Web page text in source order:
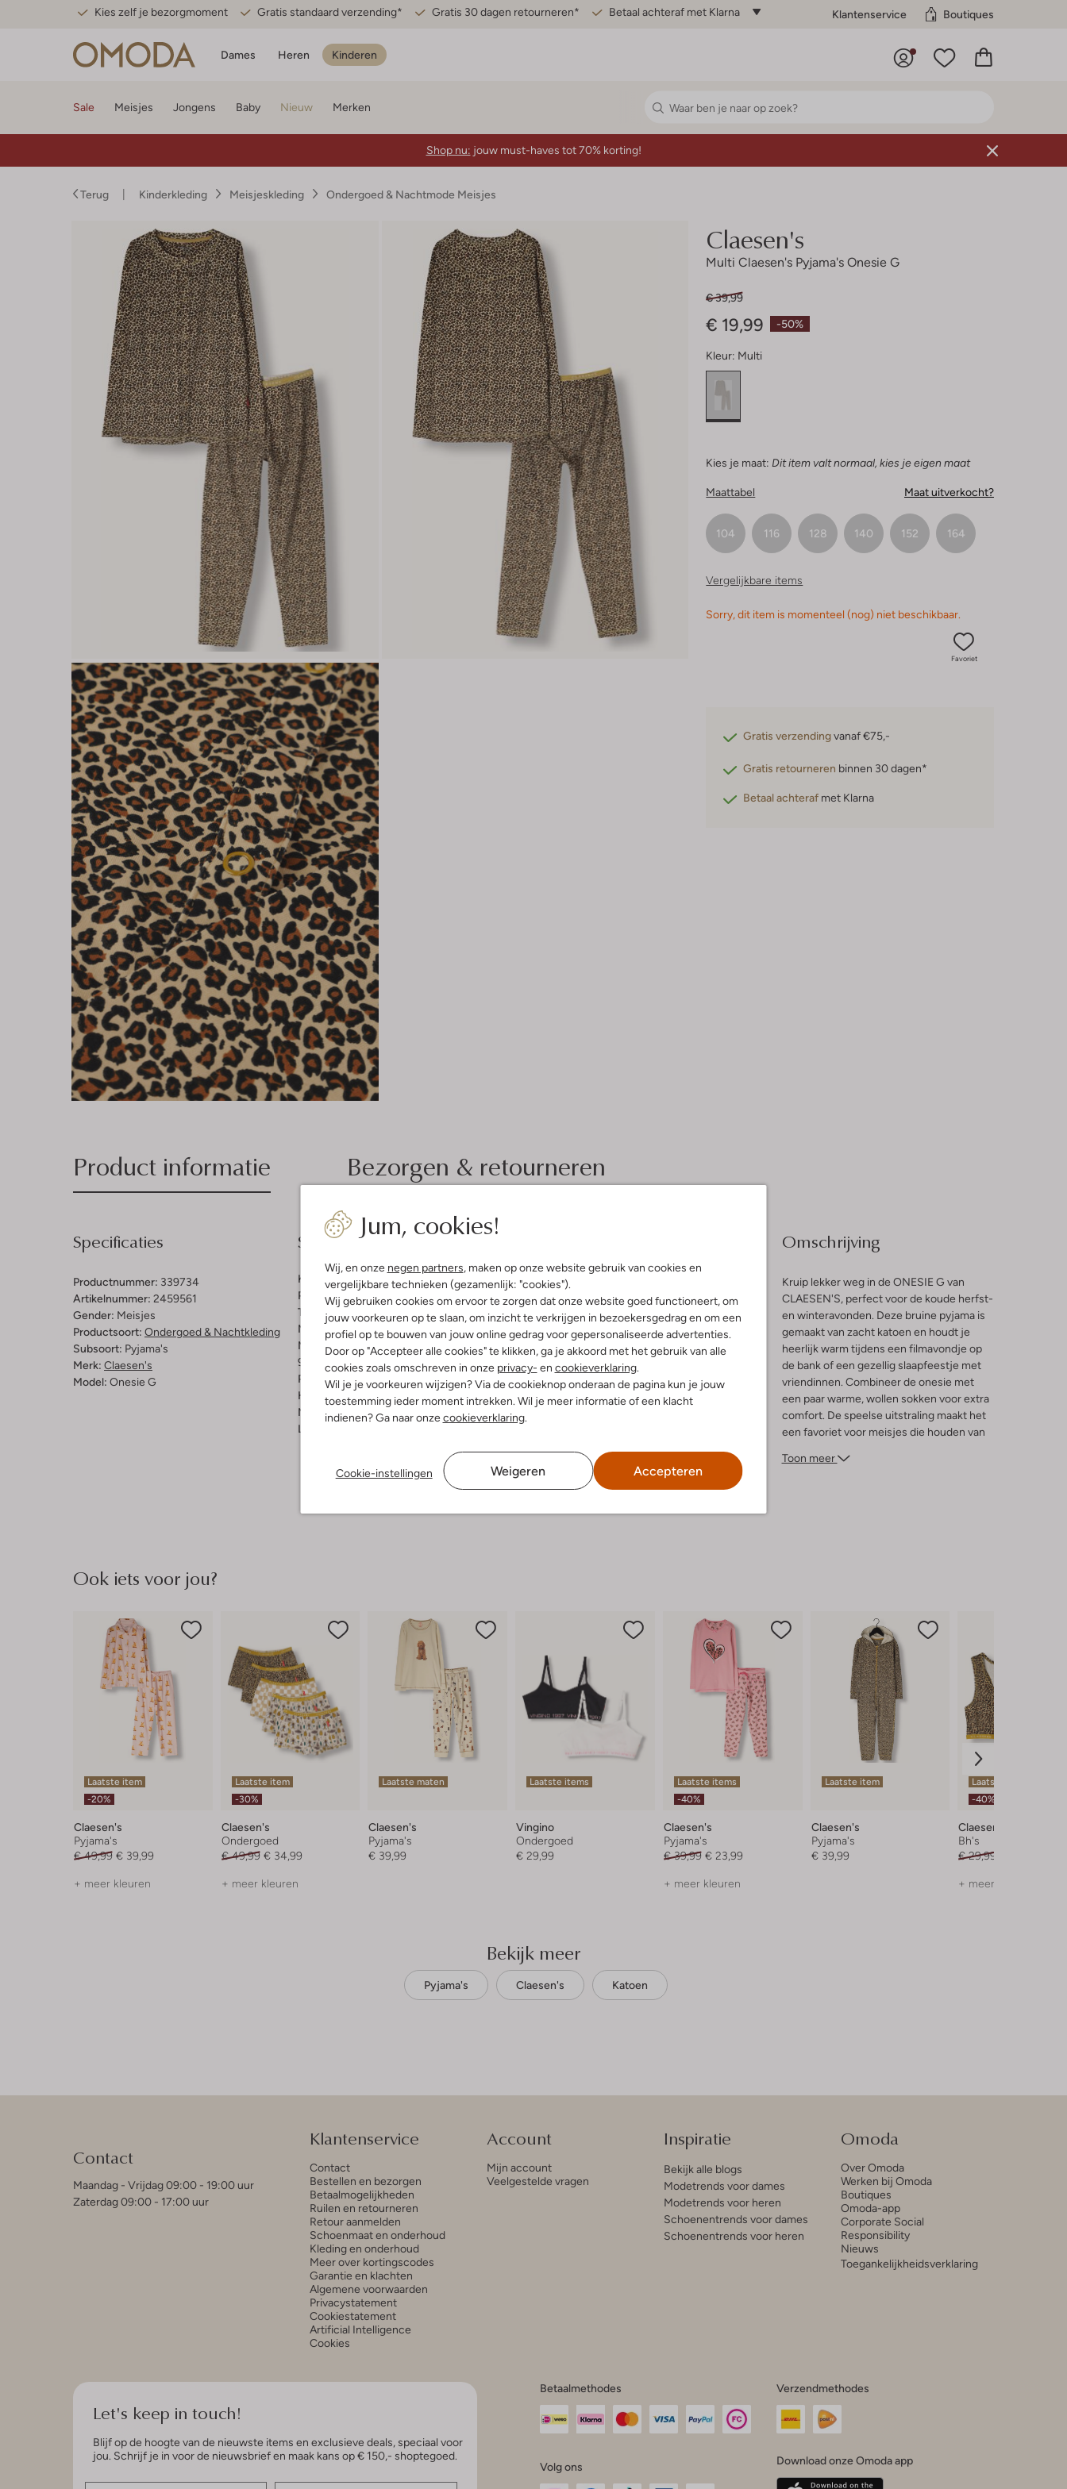
Kies zelf je bezorgmoment Gratis standaard verzending* Gratis 30 dagen retourneren* Betaal achteraf met Klarna Klantenservice Boutiques
Dames Heren Kinderen
Jum, cookies!
Wij, en onze negen partners, maken op onze website gebruik van cookies en
vergelijkbare technieken (gezamenlijk: "cookies").
Wij gebruiken cookies om ervoor te zorgen dat onze website goed functioneert, om
jouw voorkeuren op te slaan, om inzicht te verkrijgen in bezoekersgedrag en om een
profiel op te bouwen van jouw online gedrag voor gepersonaliseerde advertenties.
Door op "Accepteer alle cookies" te klikken, ga je akkoord met het gebruik van alle
cookies zoals omschreven in onze privacy- en cookieverklaring.
Wil je je voorkeuren wijzigen? Via de cookieknop onderaan de pagina kun je jouw
toestemming ieder moment intrekken. Wil je meer informatie of een klacht
indienen? Ga naar onzecookieverklaring.
Cookie-instellingen Weigeren Accepteren
Sale Meisjes Jongens Baby Nieuw Merken
Shop nu: jouw must-haves tot 70% korting!
Terug Kinderkleding Meisjeskleding Ondergoed & Nachtmode Meisjes
Claesen's
Multi Claesen's Pyjama's Onesie G
-50%
€ 39,99
€ 19,99
Kleur: Multi
Kies je maat: Dit item valt normaal, kies je eigen maat
Maattabel Maat uitverkocht?
104 116 128 140 152 164
Vergelijkbare items
Sorry, dit item is momenteel (nog) niet beschikbaar.
Favoriet
Gratis verzendingvanaf €75,-
Gratis retourneren binnen 30 dagen*
Betaal achteraf met Klarna
Product informatie Bezorgen & retourneren
Specificaties
Productnummer: 339734
Artikelnummer: 2459561
Gender: Meisjes
Productsoort: Ondergoed & Nachtkleding
Subsoort: Pyjama's
Merk: Claesen's
Model: Onesie G
Samenstelling & Pasvorm
Kleur:
Patroon:
Dierenprint
Trends:
Materiaal:
Katoen
Materiaalpercentages:
95% Katoen, 5% Elastaan
Pasvorm:
Regular Fit
Halslijn:
Rond
Mouwlengte:
Lange Mouw
Lengte:
Strijken op maximaal 110 °C
Kan niet in de droogtrommel
Niet chemisch reinigen
Niet bleken
Omschrijving
Kruip lekker weg in de ONESIE G van
CLAESEN'S, perfect voor de koude herfst-
en winteravonden. Deze bruine pyjama is
gemaakt van zacht katoen en houdt je
heerlijk warm tijdens een filmavondje op
de bank of een gezellig slaapfeestje met
vriendinnen. Combineer de onesie met
een paar warme, wollen sokken voor extra
comfort. De speelse uitstraling maakt het
een favoriet voor meisjes die houden van
leest of een fort bouwt van dekens, deze
Toon meer
Ook iets voor jou?
Laatste item
-20%
Claesen's
Pyjama's
€ 49,99 € 39,99
+ meer kleuren
Laatste item
-30%
Claesen's
Ondergoed
€ 49,99 € 34,99
+ meer kleuren
Laatste maten
Claesen's
Pyjama's
€ 39,99
Laatste items
Vingino
Ondergoed
€ 29,99
Laatste items
-40%
Claesen's
Pyjama's
€ 39,99 € 23,99
+ meer kleuren
Laatste item
Claesen's
Pyjama's
€ 39,99
Laatste item
-40%
Claesen's
Bh's
€ 29,99
+ meer kleuren
Bekijk meer
Pyjama's Claesen's Katoen
Contact
Maandag - Vrijdag 09:00 - 19:00 uur
Zaterdag 09:00 - 17:00 uur
Klantenservice
Contact
Bestellen en bezorgen
Betaalmogelijkheden
Ruilen en retourneren
Retour aanmelden
Schoenmaat en onderhoud
Kleding en onderhoud
Meer over kortingscodes
Garantie en klachten
Algemene voorwaarden
Privacystatement
Cookiestatement
Artificial Intelligence
Cookies
Account
Mijn account
Veelgestelde vragen
Inspiratie
Bekijk alle blogs
Modetrends voor dames
Modetrends voor heren
Schoenentrends voor dames
Schoenentrends voor heren
Omoda
Over Omoda
Werken bij Omoda
Boutiques
Omoda-app
Corporate Social
Responsibility
Nieuws
Toegankelijkheidsverklaring
Let's keep in touch!
Blijf op de hoogte van de nieuwste items en exclusieve deals, speciaal voor
jou. Schrijf je in voor de nieuwsbrief en maak kans op € 150,- shoptegoed.
Betaalmethodes
Volg ons
Verzendmethodes
Download onze Omoda app